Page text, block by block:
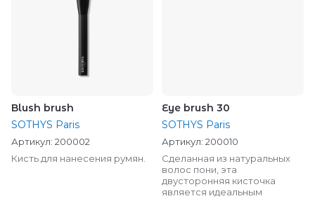
Blush brush
SOTHYS Paris
Артикул: 200002
Кисть для нанесения румян.
Eye brush 30
SOTHYS Paris
Артикул: 200010
Сделанная из натуральных
волос пони, эта
двусторонняя кисточка
является идеальным